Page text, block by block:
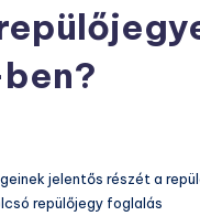
jelentős részét a
repülőjegy foglalás